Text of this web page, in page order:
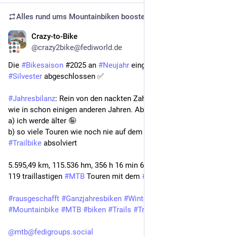
Alles rund ums Mountainbiken boosted
Crazy-to-Bike
@crazy2bike@fediworld.de
Die #Bikesaison #2025 an #Neujahr
#Silvester abgeschlossen ✅
#Jahresbilanz: Rein von den nackten Zahlen nicht ganz so viel
wie in schon einigen anderen Jahren. Aber
a) ich werde älter 🤪
#Trailbike absolviert
5.595,49 km, 115.536 hm, 356 h 16 min 6 s
119 traillastigen #MTB Touren mit dem #Biobike
#rausgeschafft #Ganzjahresbiken #Winterbiken
#Mountainbike #MTB #biken #Trails #Trailbiken
@mtb@fedigroups.social